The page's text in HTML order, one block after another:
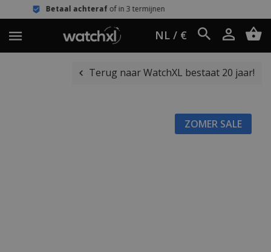
achteraf of in 3 termijnen
NL / €
Terug naar WatchXL bestaat 20 jaar!
ZOMER SALE